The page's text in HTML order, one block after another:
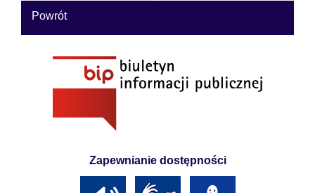
Powrót
Zapewnianie dostępności